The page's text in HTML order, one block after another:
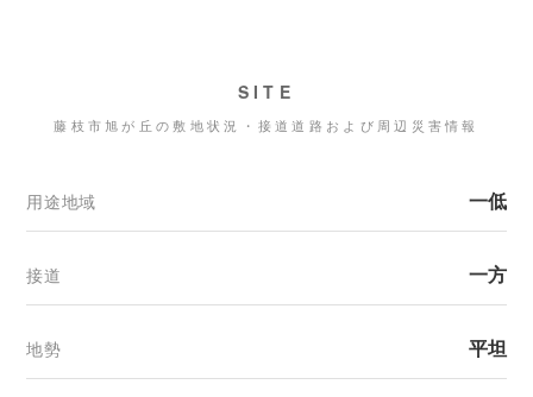
SITE
藤枝市旭が丘の敷地状況・接道道路および周辺災害情報
用途地域 一低
接道 一方
地勢 平坦